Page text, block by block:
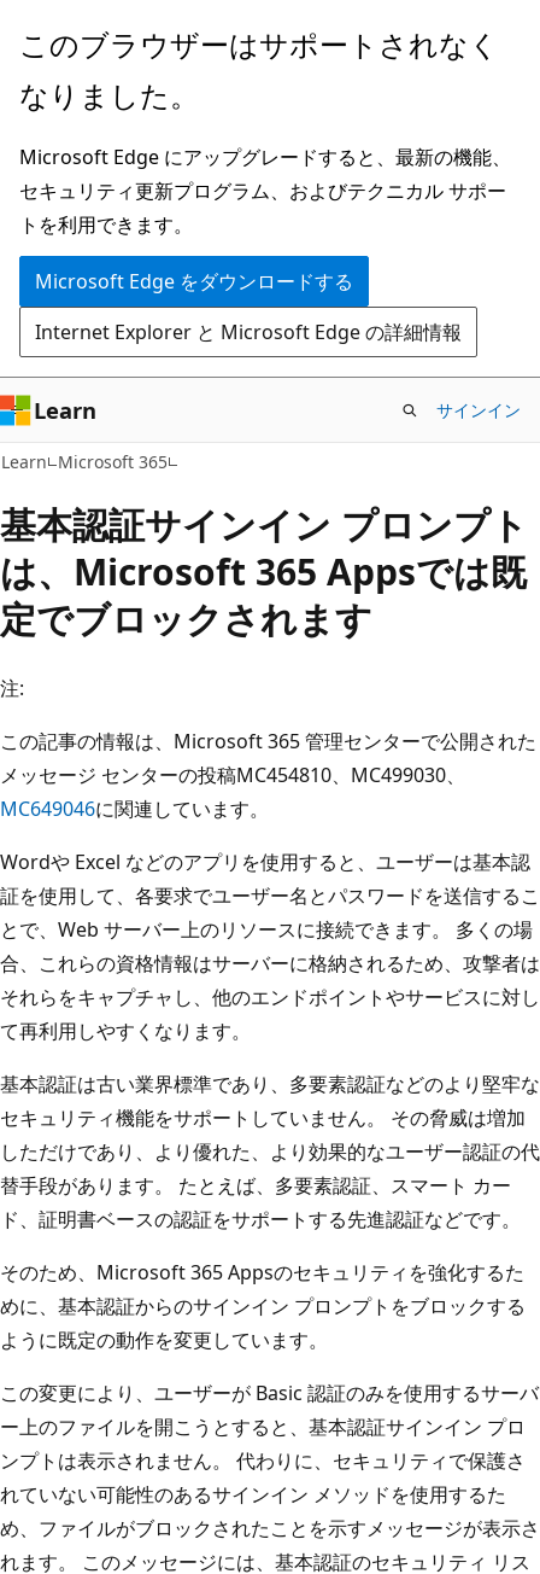
メ
ン
ン
テ
ン
ツ
に
ス
キ
ッ
プ
このブラウザーはサポートされなく
なりました。
Microsoft Edge にアップグレードすると、最新の機能、
セキュリティ更新プログラム、およびテクニカル サポー
トを利用できます。
Microsoft Edge をダウンロードする
Internet Explorer と Microsoft Edge の詳細情報
Learn サインイン
Learn Microsoft 365
基本認証サインイン プロンプト
は、Microsoft 365 Appsでは既
定でブロックされます
注:
この記事の情報は、Microsoft 365 管理センターで公開された
メッセージ センターの投稿MC454810、MC499030、
MC649046に関連しています。
Wordや Excel などのアプリを使用すると、ユーザーは基本認
証を使用して、各要求でユーザー名とパスワードを送信するこ
とで、Web サーバー上のリソースに接続できます。 多くの場
合、これらの資格情報はサーバーに格納されるため、攻撃者は
それらをキャプチャし、他のエンドポイントやサービスに対し
て再利用しやすくなります。
基本認証は古い業界標準であり、多要素認証などのより堅牢な
セキュリティ機能をサポートしていません。 その脅威は増加
しただけであり、より優れた、より効果的なユーザー認証の代
替手段があります。 たとえば、多要素認証、スマート カー
ド、証明書ベースの認証をサポートする先進認証などです。
そのため、Microsoft 365 Appsのセキュリティを強化するた
めに、基本認証からのサインイン プロンプトをブロックする
ように既定の動作を変更しています。
この変更により、ユーザーが Basic 認証のみを使用するサーバ
ー上のファイルを開こうとすると、基本認証サインイン プロ
ンプトは表示されません。 代わりに、セキュリティで保護さ
れていない可能性のあるサインイン メソッドを使用するた
め、ファイルがブロックされたことを示すメッセージが表示さ
れます。 このメッセージには、基本認証のセキュリティ リス